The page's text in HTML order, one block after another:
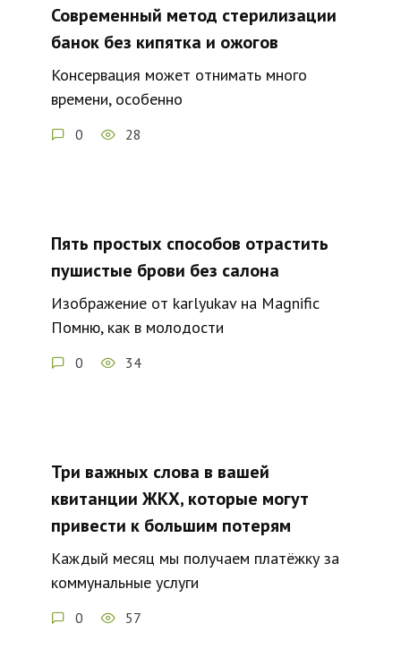
Современный метод стерилизации
банок без кипятка и ожогов
Консервация может отнимать много
времени, особенно
0 28
Пять простых способов отрастить
пушистые брови без салона
Изображение от karlyukav на Magnific
Помню, как в молодости
0 34
Три важных слова в вашей
квитанции ЖКХ, которые могут
привести к большим потерям
Каждый месяц мы получаем платёжку за
коммунальные услуги
0 57